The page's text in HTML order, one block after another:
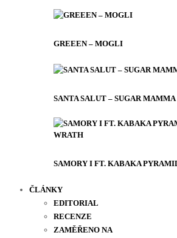
GREEEN – MOGLI
SANTA SALUT – SUGAR MAMMA
SAMORY I FT. KABAKA
ČLÁNKY
EDITORIAL
RECENZE
ZAMĚŘENO NA